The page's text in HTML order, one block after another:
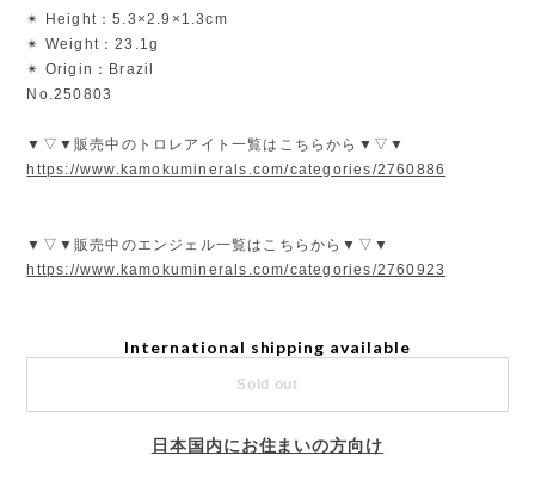
✴︎ Height：5.3×2.9×1.3cm
✴︎ Weight：23.1g
✴︎ Origin：Brazil
No.250803
▼▽▼販売中のトロレアイト一覧はこちらから▼▽▼
https://www.kamokuminerals.com/categories/2760886
▼▽▼販売中のエンジェル一覧はこちらから▼▽▼
https://www.kamokuminerals.com/categories/2760923
International shipping available
Sold out
日本国内にお住まいの方向け